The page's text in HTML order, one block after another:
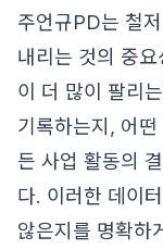
주언규PD는 철
내리는 것의 중
이 더 많이 팔리
기록하는지, 어
든 사업 활동의
다. 이러한 데이
않은지를 명확하